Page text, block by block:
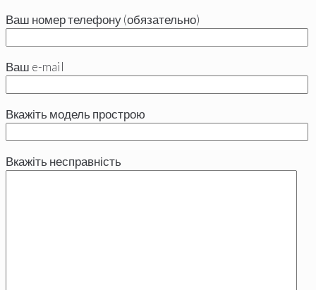
Ваш номер телефону (обязательно)
Ваш e-mail
Вкажіть модель прострою
Вкажіть несправність